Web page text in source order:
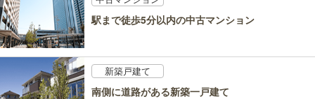
駅まで徒歩5分以内の中古マンション
新築戸建て
南側に道路がある新築一戸建て